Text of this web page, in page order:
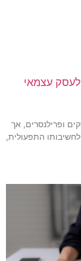
עצמאי
אך
התפעולית,